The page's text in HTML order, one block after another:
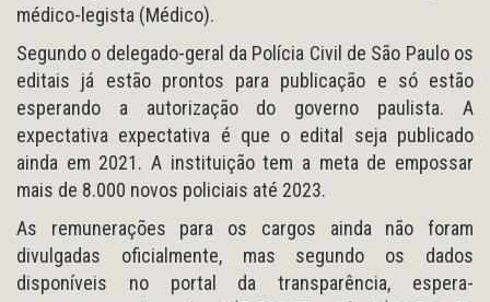
médico-legista (Médico).
Segundo o delegado-geral da Polícia Civil de São Paulo os
editais já estão prontos para publicação e só estão
esperando a autorização do governo paulista. A
expectativa expectativa é que o edital seja publicado
ainda em 2021. A instituição tem a meta de empossar
mais de 8.000 novos policiais até 2023.
As remunerações para os cargos ainda não foram
divulgadas oficialmente, mas segundo os dados
disponíveis no portal da transparência, espera-